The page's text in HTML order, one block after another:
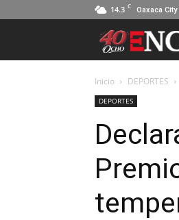
14.3 C Oaxaca City
Inicio DEPORTES
DEPORTES